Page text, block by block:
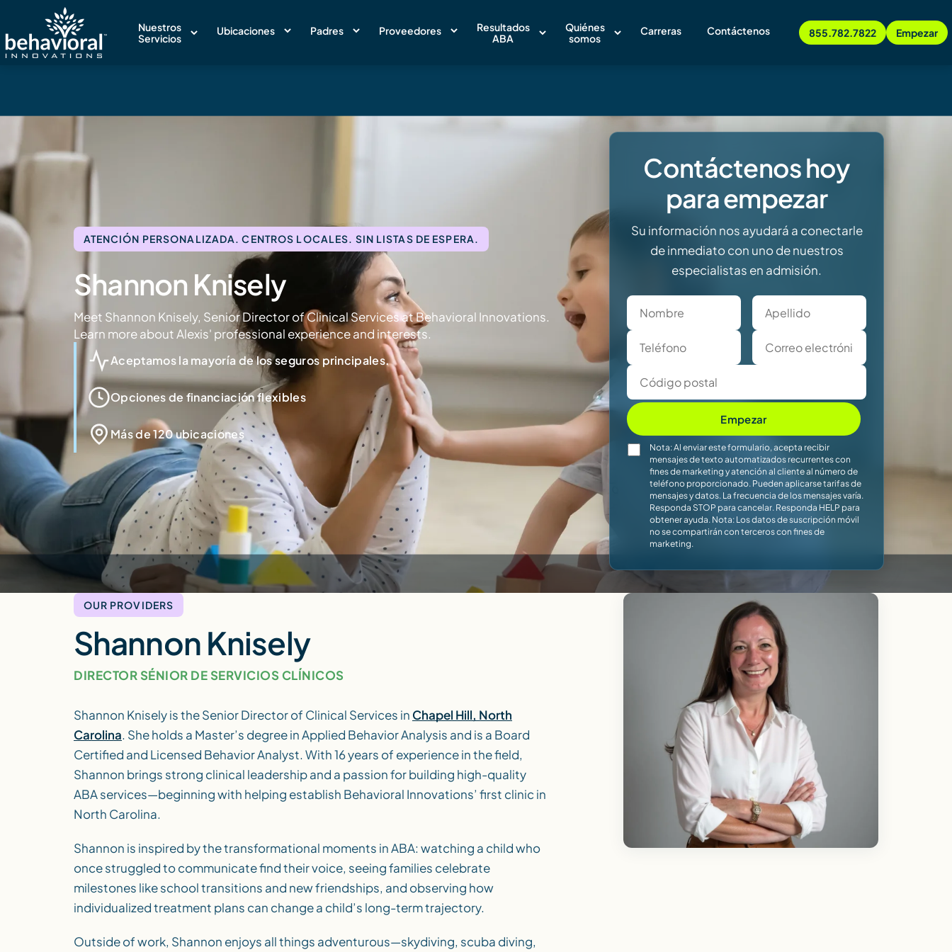
Nuestros
Servicios
Ubicaciones Padres Proveedores
Resultados
ABA
Quiénes
somos
Carreras Contáctenos 855.782.7822 Empezar
ATENCIÓN PERSONALIZADA. CENTROS LOCALES. SIN LISTAS DE ESPERA.
Shannon Knisely
Meet Shannon Knisely, Senior Director of Clinical Services at Behavioral Innovations.
Learn more about Alexis' professional experience and interests.
Aceptamos la mayoría de los seguros principales.
Opciones de financiación flexibles
Más de 120 ubicaciones
Contáctenos hoy
para empezar
Su información nos ayudará a conectarle
de inmediato con uno de nuestros
especialistas en admisión.
Empezar
Nota: Al enviar este formulario, acepta recibir
mensajes de texto automatizados recurrentes con
fines de marketing y atención al cliente al número de
teléfono proporcionado. Pueden aplicarse tarifas de
mensajes y datos. La frecuencia de los mensajes varía.
Responda STOP para cancelar. Responda HELP para
obtener ayuda. Nota: Los datos de suscripción móvil
no se compartirán con terceros con fines de
marketing.
OUR PROVIDERS
Shannon Knisely
DIRECTOR SÉNIOR DE SERVICIOS CLÍNICOS
Shannon Knisely is the Senior Director of Clinical Services in Chapel Hill, North
Carolina. She holds a Master’s degree in Applied Behavior Analysis and is a Board
Certified and Licensed Behavior Analyst. With 16 years of experience in the field,
Shannon brings strong clinical leadership and a passion for building high-quality
ABA services—beginning with helping establish Behavioral Innovations’ first clinic in
North Carolina.
Shannon is inspired by the transformational moments in ABA: watching a child who
once struggled to communicate find their voice, seeing families celebrate
milestones like school transitions and new friendships, and observing how
individualized treatment plans can change a child’s long-term trajectory.
Outside of work, Shannon enjoys all things adventurous—skydiving, scuba diving,